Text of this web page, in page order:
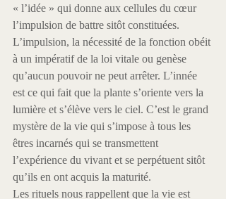
« l’idée » qui donne aux cellules du cœur
l’impulsion de battre sitôt constituées.
L’impulsion, la nécessité de la fonction obéit
à un impératif de la loi vitale ou genèse
qu’aucun pouvoir ne peut arrêter. L’innée
est ce qui fait que la plante s’oriente vers la
lumière et s’élève vers le ciel. C’est le grand
mystère de la vie qui s’impose à tous les
êtres incarnés qui se transmettent
l’expérience du vivant et se perpétuent sitôt
qu’ils en ont acquis la maturité.
Les rituels nous rappellent que la vie est